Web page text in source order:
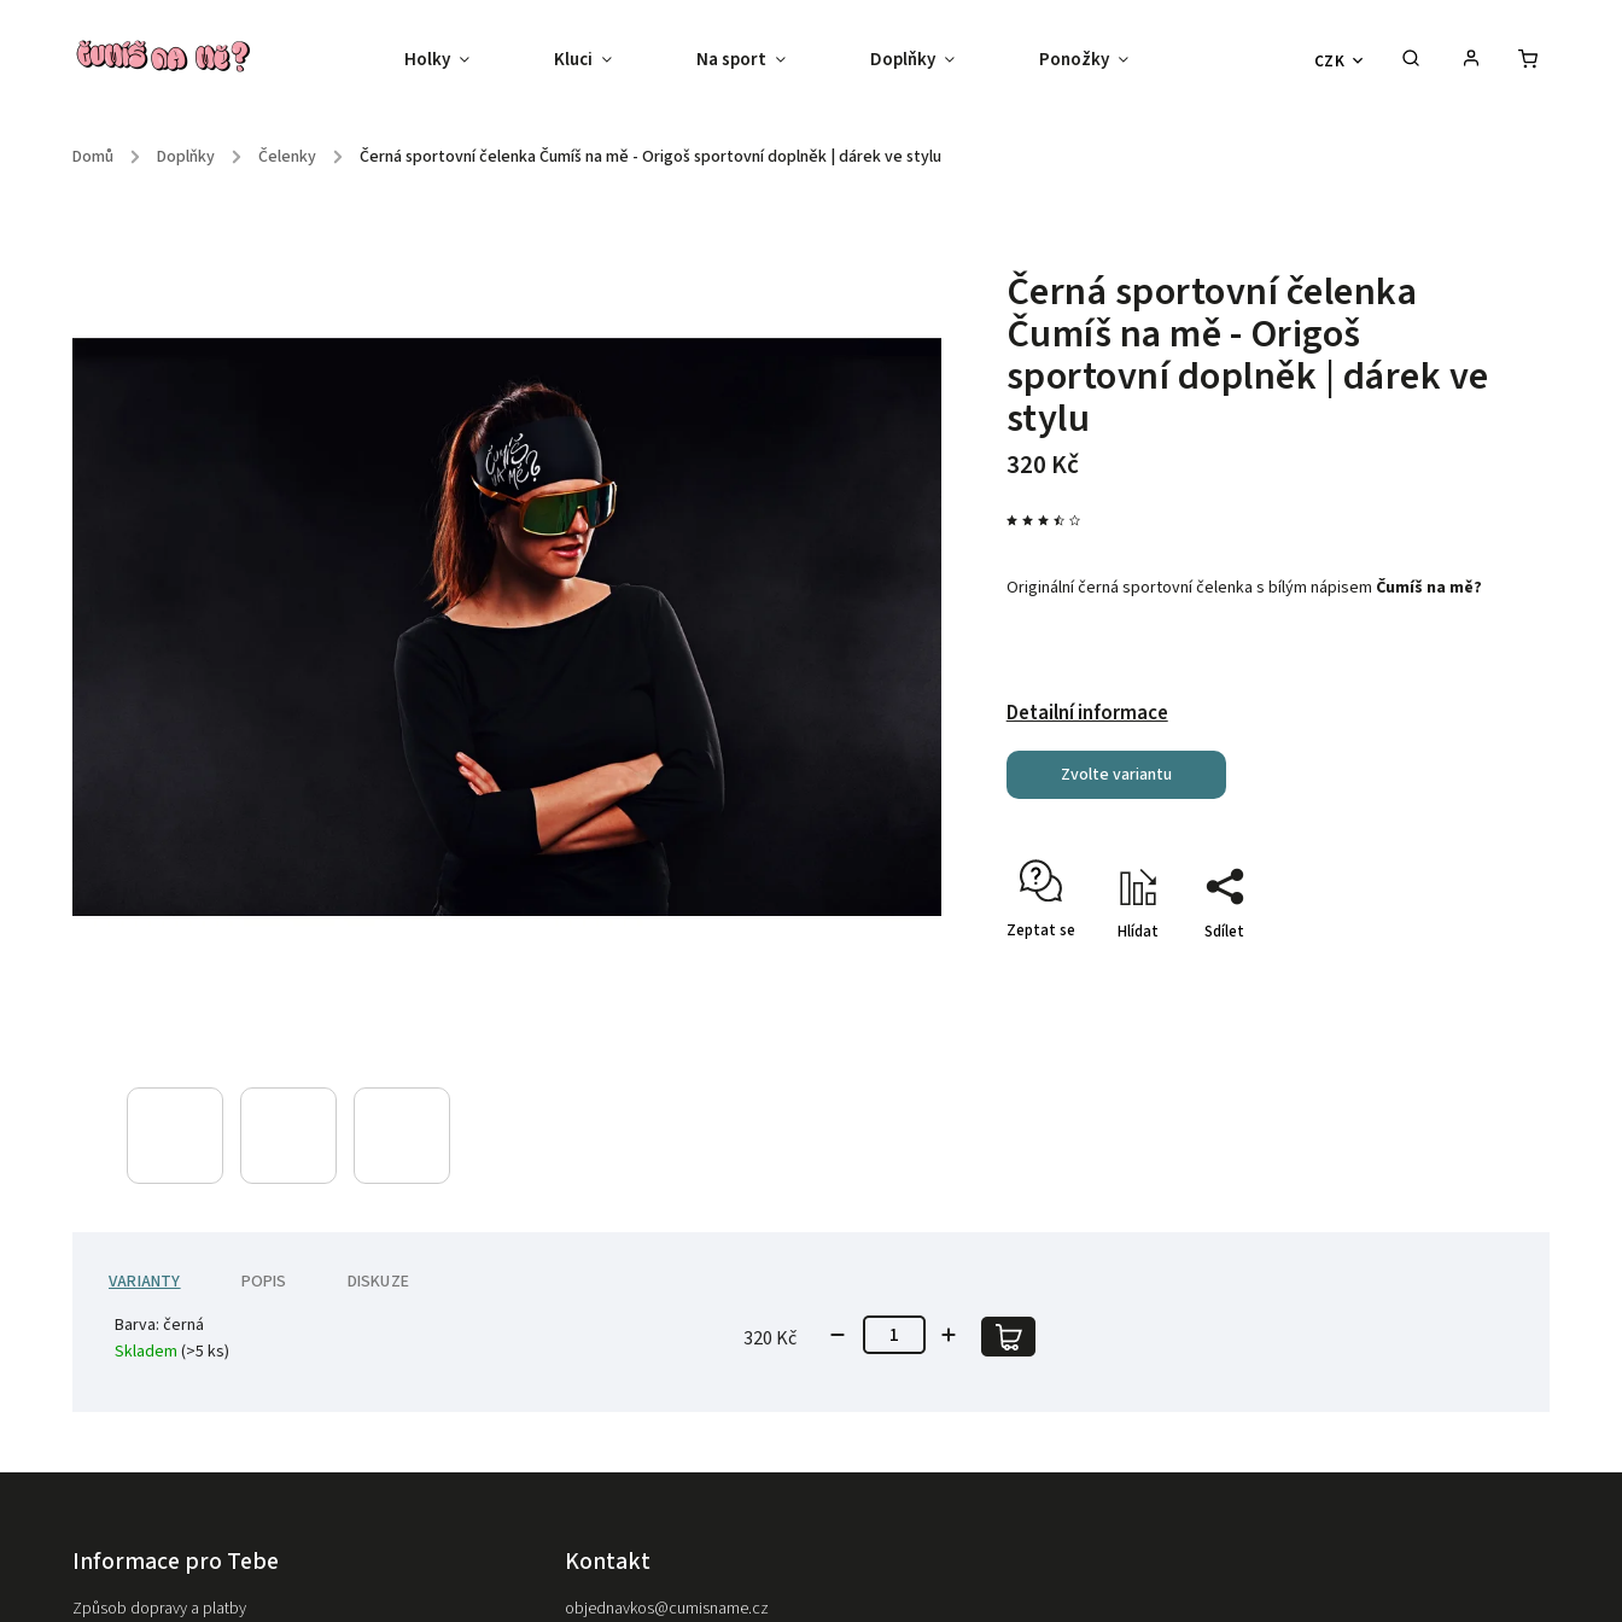
CZK
Holky Kluci Na sport Doplňky Ponožky Vouchery Sexy outlet
Domů / Doplňky / Čelenky / Černá sportovní čelenka Čumíš na mě - Origoš sportovní doplněk | dárek ve stylu
Černá sportovní čelenka
Čumíš na mě - Origoš
sportovní doplněk | dárek ve
stylu
320 Kč
Originální černá sportovní čelenka s bílým nápisem Čumíš na mě?
Detailní informace
Zvolte variantu
Zeptat se Hlídat Sdílet
VARIANTY POPIS
DISKUZE
Barva: černá
Skladem (>5 ks) 320 Kč
Informace pro Tebe
Způsob dopravy a platby
Kontakt
objednavkos@cumisname.cz